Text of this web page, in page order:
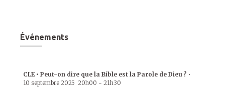
Événements
CLE • Peut-on dire que la Bible est la Parole de Dieu ? •
10 septembre 2025 20h00 - 21h30